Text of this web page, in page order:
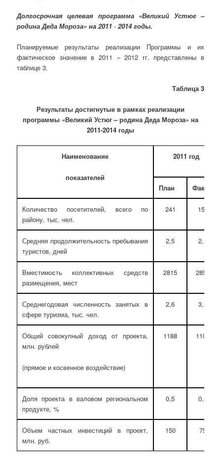
Долгосрочная целевая программа «Великий Устюг –
родина Деда Мороза» на 2011- 2014 годы.
Планируемые результаты реализации Программы и их
фактическое значение в 2011 – 2012 гг. представлены в
таблице 3.
Таблица 3
Результаты достигнутые в рамках реализации
программы «Великий Устюг – родина Деда Мороза» на
2011-2014 годы
Наименование
показателей
2011 год
План Факт
Количество посетителей, всего по
району, тыс. чел.
241 151
Средняя продолжительность пребывания
туристов, дней
2,5 2,5
Вместимость коллективных средств
размещения, мест
2815 2857
Среднегодовая численность занятых в
сфере туризма, тыс. чел.
2,6 3,1
Общий совокупный доход от проекта,
млн. рублей
(прямое и косвенное воздействие)
1188 1100
Доля проекта в валовом региональном
продукте, %
0,5 0,5
Объем частных инвестиций в проект,
млн. руб.
150 75